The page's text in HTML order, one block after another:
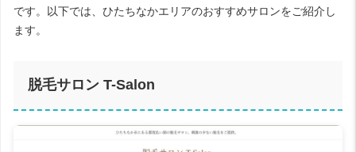
です。以下では、ひたちなかエリアのおすすめサロンをご紹介し
ます。
脱毛サロン T-Salon